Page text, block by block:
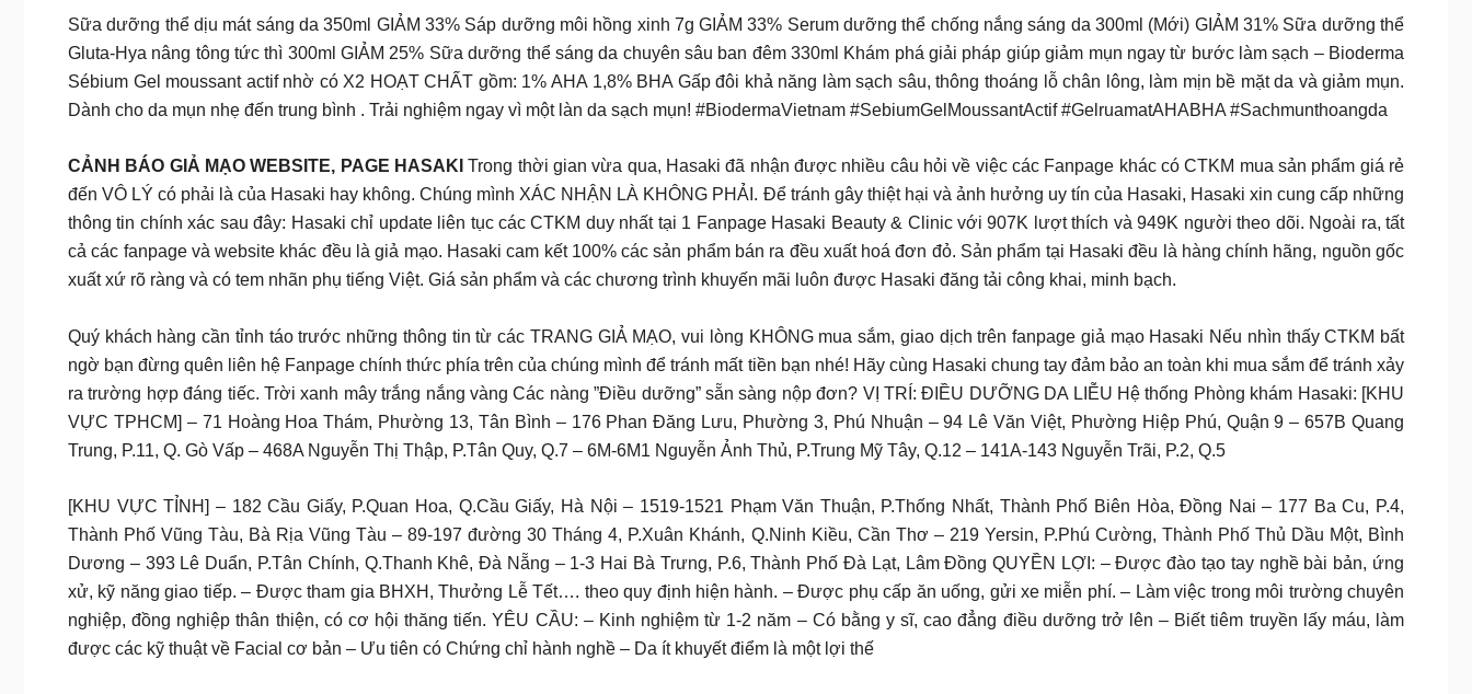
Sữa dưỡng thể dịu mát sáng da 350ml GIẢM 33% Sáp dưỡng môi hồng xinh 7g GIẢM 33% Serum dưỡng thể chống nắng sáng da 300ml (Mới) GIẢM 31% Sữa dưỡng thể
Gluta-Hya nâng tông tức thì 300ml GIẢM 25% Sữa dưỡng thể sáng da chuyên sâu ban đêm 330ml Khám phá giải pháp giúp giảm mụn ngay từ bước làm sạch – Bioderma
Sébium Gel moussant actif nhờ có X2 HOẠT CHẤT gồm: 1% AHA 1,8% BHA Gấp đôi khả năng làm sạch sâu, thông thoáng lỗ chân lông, làm mịn bề mặt da và giảm mụn.
Dành cho da mụn nhẹ đến trung bình . Trải nghiệm ngay vì một làn da sạch mụn! #BiodermaVietnam #SebiumGelMoussantActif #GelruamatAHABHA #Sachmunthoangda
CẢNH BÁO GIẢ MẠO WEBSITE, PAGE HASAKITrong thời gian vừa qua, Hasaki đã nhận được nhiều câu hỏi về việc các Fanpage khác có CTKM mua sản phẩm giá rẻ
đến VÔ LÝ có phải là của Hasaki hay không. Chúng mình XÁC NHẬN LÀ KHÔNG PHẢI. Để tránh gây thiệt hại và ảnh hưởng uy tín của Hasaki, Hasaki xin cung cấp những
thông tin chính xác sau đây: Hasaki chỉ update liên tục các CTKM duy nhất tại 1 Fanpage Hasaki Beauty & Clinic với 907K lượt thích và 949K người theo dõi. Ngoài ra, tất
cả các fanpage và website khác đều là giả mạo. Hasaki cam kết 100% các sản phẩm bán ra đều xuất hoá đơn đỏ. Sản phẩm tại Hasaki đều là hàng chính hãng, nguồn gốc
xuất xứ rõ ràng và có tem nhãn phụ tiếng Việt. Giá sản phẩm và các chương trình khuyến mãi luôn được Hasaki đăng tải công khai, minh bạch.
Quý khách hàng cần tỉnh táo trước những thông tin từ các TRANG GIẢ MẠO, vui lòng KHÔNG mua sắm, giao dịch trên fanpage giả mạo Hasaki Nếu nhìn thấy CTKM bất
ngờ bạn đừng quên liên hệ Fanpage chính thức phía trên của chúng mình để tránh mất tiền bạn nhé! Hãy cùng Hasaki chung tay đảm bảo an toàn khi mua sắm để tránh xảy
ra trường hợp đáng tiếc. Trời xanh mây trắng nắng vàng Các nàng ”Điều dưỡng” sẵn sàng nộp đơn? VỊ TRÍ: ĐIỀU DƯỠNG DA LIỄU Hệ thống Phòng khám Hasaki: [KHU
VỰC TPHCM] – 71 Hoàng Hoa Thám, Phường 13, Tân Bình – 176 Phan Đăng Lưu, Phường 3, Phú Nhuận – 94 Lê Văn Việt, Phường Hiệp Phú, Quận 9 – 657B Quang
Trung, P.11, Q. Gò Vấp – 468A Nguyễn Thị Thập, P.Tân Quy, Q.7 – 6M-6M1 Nguyễn Ảnh Thủ, P.Trung Mỹ Tây, Q.12 – 141A-143 Nguyễn Trãi, P.2, Q.5
[KHU VỰC TỈNH] – 182 Cầu Giấy, P.Quan Hoa, Q.Cầu Giấy, Hà Nội – 1519-1521 Phạm Văn Thuận, P.Thống Nhất, Thành Phố Biên Hòa, Đồng Nai – 177 Ba Cu, P.4,
Thành Phố Vũng Tàu, Bà Rịa Vũng Tàu – 89-197 đường 30 Tháng 4, P.Xuân Khánh, Q.Ninh Kiều, Cần Thơ – 219 Yersin, P.Phú Cường, Thành Phố Thủ Dầu Một, Bình
Dương – 393 Lê Duẩn, P.Tân Chính, Q.Thanh Khê, Đà Nẵng – 1-3 Hai Bà Trưng, P.6, Thành Phố Đà Lạt, Lâm Đồng QUYỀN LỢI: – Được đào tạo tay nghề bài bản, ứng
xử, kỹ năng giao tiếp. – Được tham gia BHXH, Thưởng Lễ Tết…. theo quy định hiện hành. – Được phụ cấp ăn uống, gửi xe miễn phí. – Làm việc trong môi trường chuyên
nghiệp, đồng nghiệp thân thiện, có cơ hội thăng tiến. YÊU CẦU: – Kinh nghiệm từ 1-2 năm – Có bằng y sĩ, cao đẳng điều dưỡng trở lên – Biết tiêm truyền lấy máu, làm
được các kỹ thuật về Facial cơ bản – Ưu tiên có Chứng chỉ hành nghề – Da ít khuyết điểm là một lợi thế